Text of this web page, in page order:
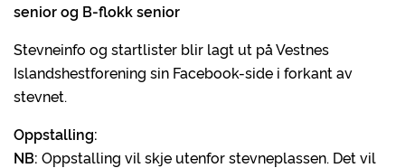
senior og B-flokk senior
Stevneinfo og startlister blir lagt ut på Vestnes
Islandshestforening sin Facebook-side i forkant av
stevnet.
Oppstalling:
NB: Oppstalling vil skje utenfor stevneplassen. Det vil